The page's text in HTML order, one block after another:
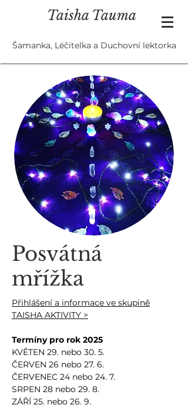
Taisha Tauma
Šamanka, Léčitelka a Duchovní lektorka
Posvátná
mřížka
Přihlášení a informace ve skupině
TAISHA AKTIVITY >​
Termíny pro rok 2025
KVĚTEN 29. nebo 30. 5.
ČERVEN 26 nebo 27. 6.
ČERVENEC 24 nebo 24. 7.
SRPEN 28 nebo 29. 8.
ZÁŘÍ 25. nebo 26. 9.